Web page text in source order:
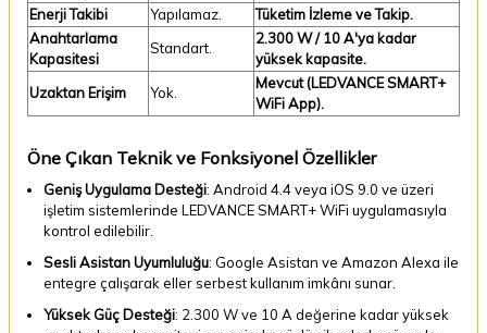
Enerji Takibi
Yapılamaz.
Tüketim İzleme ve Takip.
Anahtarlama
Kapasitesi
Standart.
2.300 W / 10 A'ya kadar
yüksek kapasite.
Uzaktan Erişim
Yok.
Mevcut (LEDVANCE SMART+
WiFi App).
Öne Çıkan Teknik ve Fonksiyonel Özellikler
Geniş Uygulama Desteği: Android 4.4 veya iOS 9.0 ve üzeri
işletim sistemlerinde LEDVANCE SMART+ WiFi uygulamasıyla
kontrol edilebilir.
Sesli Asistan Uyumluluğu: Google Asistan ve Amazon Alexa ile
entegre çalışarak eller serbest kullanım imkânı sunar.
Yüksek Güç Desteği: 2.300 W ve 10 A değerine kadar yüksek